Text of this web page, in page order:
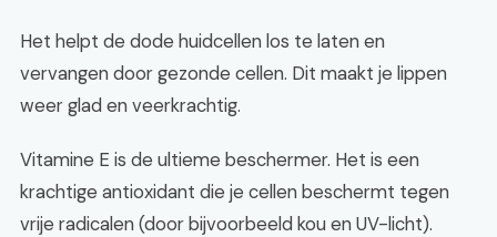
Het helpt de dode huidcellen los te laten en
vervangen door gezonde cellen. Dit maakt je lippen
weer glad en veerkrachtig.
Vitamine E is de ultieme beschermer. Het is een
krachtige antioxidant die je cellen beschermt tegen
vrije radicalen (door bijvoorbeeld kou en UV-licht).